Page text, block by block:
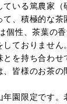
ている篤農家
、積極的な茶
個性、茶葉の
しておりませ
とを持ち合わ
皆様のお茶の
年園限定です